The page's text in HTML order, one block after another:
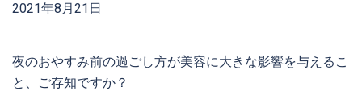
2021年8月21日
夜のおやすみ前の過ごし方が美容に大きな影響を与えるこ
と、ご存知ですか？